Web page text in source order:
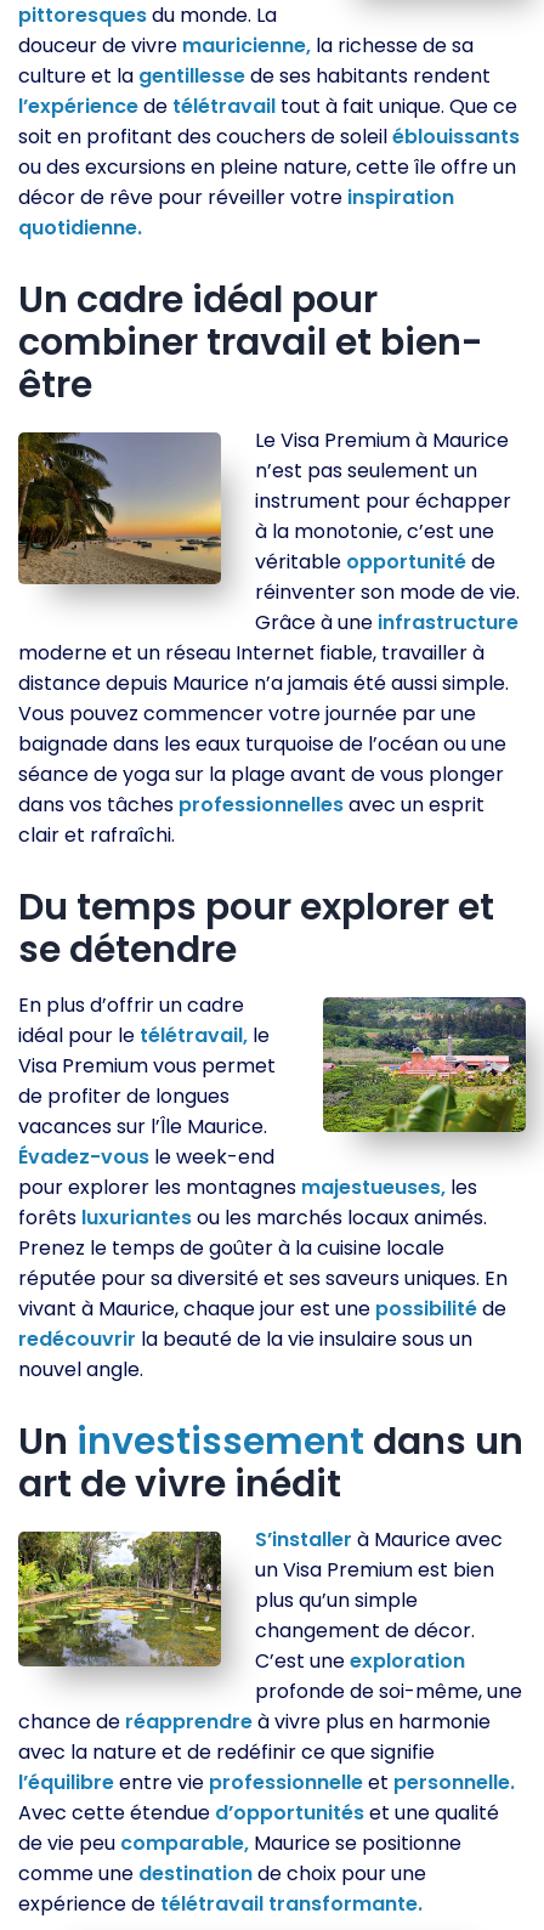
pittoresquesdu monde. La
douceur de vivre mauricienne, la richesse de sa
culture et la gentillessede ses habitants rendent
l’expériencede télétravail tout à fait unique. Que ce
soit en profitant des couchers de soleiléblouissants
ou des excursions en pleine nature, cette île offre un
décor de rêve pour réveiller votre inspiration
quotidienne.
Un cadre idéal pour
combiner travail et bien-
être
Le Visa Premium à Maurice
n’est pas seulement un
instrument pour échapper
à la monotonie, c’est une
véritable opportunitéde
réinventer son mode de vie.
Grâce à une infrastructure
moderne et un réseau Internet fiable, travailler à
distance depuis Maurice n’a jamais été aussi simple.
Vous pouvez commencer votre journée par une
baignade dans les eaux turquoise de l’océan ou une
séance de yoga sur la plage avant de vous plonger
dans vos tâches professionnellesavec un esprit
clair et rafraîchi.
Du temps pour explorer et
se détendre
En plus d’offrir un cadre
idéal pour le télétravail, le
Visa Premium vous permet
de profiter de longues
vacances sur l’Île Maurice.
Évadez-vous le week-end
pour explorer les montagnes majestueuses, les
forêts luxuriantesou les marchés locaux animés.
Prenez le temps de goûter à la cuisine locale
réputée pour sa diversité et ses saveurs uniques. En
vivant à Maurice, chaque jour est une possibilitéde
redécouvrir la beauté de la vie insulaire sous un
nouvel angle.
Un investissement dans un
art de vivre inédit
S’installer à Maurice avec
un Visa Premium est bien
plus qu’un simple
changement de décor.
C’est uneexploration
profonde de soi-même, une
chance de réapprendreà vivre plus en harmonie
avec la nature et de redéfinir ce que signifie
l’équilibreentre vie professionnelleet personnelle.
Avec cette étendue d’opportunitéset une qualité
de vie peu comparable, Maurice se positionne
comme une destinationde choix pour une
expérience de télétravail transformante.